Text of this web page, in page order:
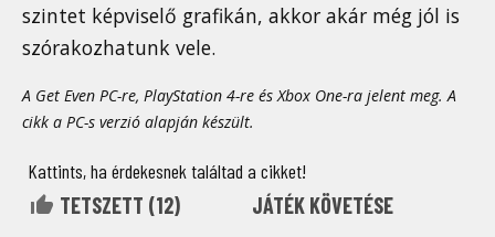
szintet képviselő grafikán, akkor akár még jól is
szórakozhatunk vele.
A Get Even PC-re, PlayStation 4-re és Xbox One-ra jelent meg. A
cikk a PC-s verzió alapján készült.
Kattints, ha érdekesnek találtad a cikket!
TETSZETT (12) JÁTÉK KÖVETÉSE